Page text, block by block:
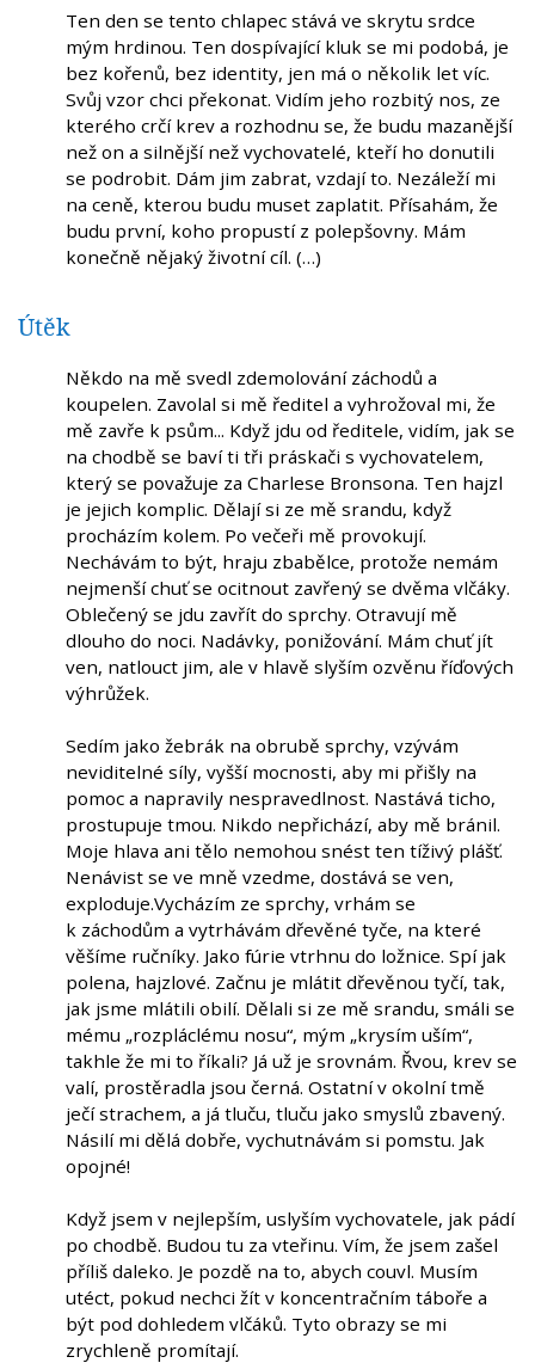
Ten den se tento chlapec stává ve skrytu srdce
mým hrdinou. Ten dospívající kluk se mi podobá, je
bez kořenů, bez identity, jen má o několik let víc.
Svůj vzor chci překonat. Vidím jeho rozbitý nos, ze
kterého crčí krev a rozhodnu se, že budu mazanější
než on a silnější než vychovatelé, kteří ho donutili
se podrobit. Dám jim zabrat, vzdají to. Nezáleží mi
na ceně, kterou budu muset zaplatit. Přísahám, že
budu první, koho propustí z polepšovny. Mám
konečně nějaký životní cíl. (…)
Útěk
Někdo na mě svedl zdemolování záchodů a
koupelen. Zavolal si mě ředitel a vyhrožoval mi, že
mě zavře k psům... Když jdu od ředitele, vidím, jak se
na chodbě se baví ti tři práskači s vychovatelem,
který se považuje za Charlese Bronsona. Ten hajzl
je jejich komplic. Dělají si ze mě srandu, když
procházím kolem. Po večeři mě provokují.
Nechávám to být, hraju zbabělce, protože nemám
nejmenší chuť se ocitnout zavřený se dvěma vlčáky.
Oblečený se jdu zavřít do sprchy. Otravují mě
dlouho do noci. Nadávky, ponižování. Mám chuť jít
ven, natlouct jim, ale v hlavě slyším ozvěnu říďových
výhrůžek.
Sedím jako žebrák na obrubě sprchy, vzývám
neviditelné síly, vyšší mocnosti, aby mi přišly na
pomoc a napravily nespravedlnost. Nastává ticho,
prostupuje tmou. Nikdo nepřichází, aby mě bránil.
Moje hlava ani tělo nemohou snést ten tíživý plášť.
Nenávist se ve mně vzedme, dostává se ven,
exploduje.Vycházím ze sprchy, vrhám se
k záchodům a vytrhávám dřevěné tyče, na které
věšíme ručníky. Jako fúrie vtrhnu do ložnice. Spí jak
polena, hajzlové. Začnu je mlátit dřevěnou tyčí, tak,
jak jsme mlátili obilí. Dělali si ze mě srandu, smáli se
mému „rozpláclému nosu“, mým „krysím uším“,
takhle že mi to říkali? Já už je srovnám. Řvou, krev se
valí, prostěradla jsou černá. Ostatní v okolní tmě
ječí strachem, a já tluču, tluču jako smyslů zbavený.
Násilí mi dělá dobře, vychutnávám si pomstu. Jak
opojné!
Když jsem v nejlepším, uslyším vychovatele, jak pádí
po chodbě. Budou tu za vteřinu. Vím, že jsem zašel
příliš daleko. Je pozdě na to, abych couvl. Musím
utéct, pokud nechci žít v koncentračním táboře a
být pod dohledem vlčáků. Tyto obrazy se mi
zrychleně promítají.